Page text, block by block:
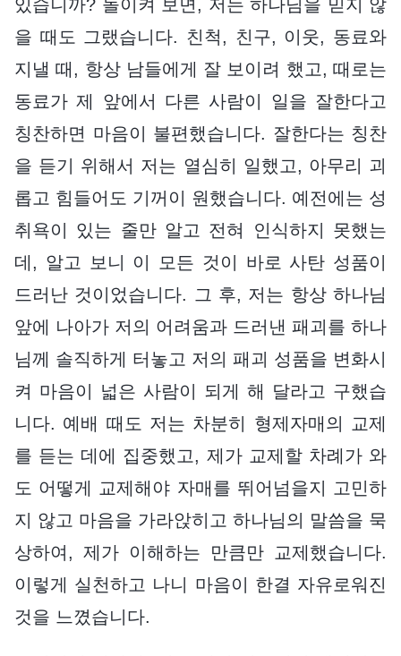
있습니까? 돌이켜 보면, 저는 하나님을 믿지 않
을 때도 그랬습니다. 친척, 친구, 이웃, 동료와
지낼 때, 항상 남들에게 잘 보이려 했고, 때로는
동료가 제 앞에서 다른 사람이 일을 잘한다고
칭찬하면 마음이 불편했습니다. 잘한다는 칭찬
을 듣기 위해서 저는 열심히 일했고, 아무리 괴
롭고 힘들어도 기꺼이 원했습니다. 예전에는 성
취욕이 있는 줄만 알고 전혀 인식하지 못했는
데, 알고 보니 이 모든 것이 바로 사탄 성품이
드러난 것이었습니다. 그 후, 저는 항상 하나님
앞에 나아가 저의 어려움과 드러낸 패괴를 하나
님께 솔직하게 터놓고 저의 패괴 성품을 변화시
켜 마음이 넓은 사람이 되게 해 달라고 구했습
니다. 예배 때도 저는 차분히 형제자매의 교제
를 듣는 데에 집중했고, 제가 교제할 차례가 와
도 어떻게 교제해야 자매를 뛰어넘을지 고민하
지 않고 마음을 가라앉히고 하나님의 말씀을 묵
상하여, 제가 이해하는 만큼만 교제했습니다.
이렇게 실천하고 나니 마음이 한결 자유로워진
것을 느꼈습니다.